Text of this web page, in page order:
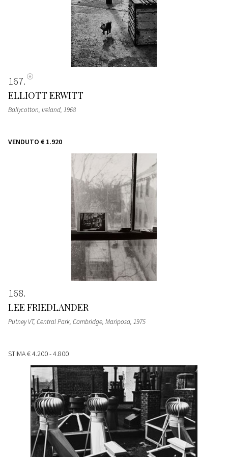
167
ELLIOTT ERWITT
Ballycotton, Ireland, 1968
VENDUTO € 1.920
168
LEE FRIEDLANDER
Putney VT, Central Park, Cambridge, Mariposa, 1975
STIMA€ 4.200 - 4.800